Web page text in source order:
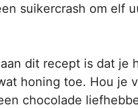
suikercrash om elf
dit recept is dat je
honing toe. Hou je
chocolade